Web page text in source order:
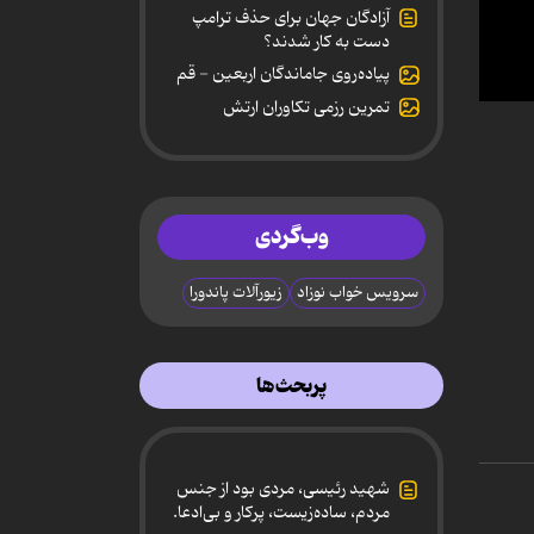
0
آزادگان جهان برای حذف ترامپ
دست به کار شدند؟
پیاده‌روی جاماندگان اربعین - قم
تمرین رزمی تکاوران ارتش
وب‌گردی
سرویس خواب نوزاد زیورآلات پاندورا
پربحث‌ها
شهید رئیسی، مردی بود از جنس
مردم، ساده‌زیست، پرکار و بی‌ادعا.